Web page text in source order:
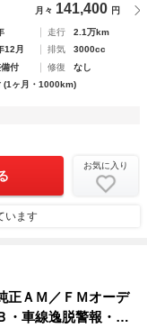
月々 141,400 円
走行
2.1万km
12月 排気
3000cc
付 修復
なし
(1ヶ月・1000km)
お気に入り
います
ＡＭ／ＦＭオーデ
・車線逸脱警報・坂